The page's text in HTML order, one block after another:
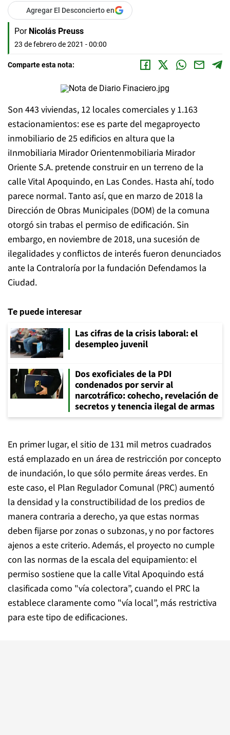
Agregar El Desconcierto en
Por Nicolás Preuss
23 de febrero de 2021 - 00:00
Comparte esta nota:
Son 443 viviendas, 12 locales comerciales y 1.163
estacionamientos: ese es parte del megaproyecto
inmobiliario de 25 edificios en altura que la
iInmobiliaria Mirador Orientenmobiliaria Mirador
Oriente S.A. pretende construir en un terreno de la
calle Vital Apoquindo, en Las Condes. Hasta ahí, todo
parece normal. Tanto así, que en marzo de 2018 la
Dirección de Obras Municipales (DOM) de la comuna
otorgó sin trabas el permiso de edificación. Sin
embargo, en noviembre de 2018, una sucesión de
ilegalidades y conflictos de interés fueron denunciados
ante la Contraloría por la fundación Defendamos la
Ciudad.
Te puede interesar
Las cifras de la crisis laboral: el
desempleo juvenil
Dos exoficiales de la PDI
condenados por servir al
narcotráfico: cohecho, revelación de
secretos y tenencia ilegal de armas
En primer lugar, el sitio de 131 mil metros cuadrados
está emplazado en un área de restricción por concepto
de inundación, lo que sólo permite áreas verdes. En
este caso, el Plan Regulador Comunal (PRC) aumentó
la densidad y la constructibilidad de los predios de
manera contraria a derecho, ya que estas normas
deben fijarse por zonas o subzonas, y no por factores
ajenos a este criterio. Además, el proyecto no cumple
con las normas de la escala del equipamiento: el
permiso sostiene que la calle Vital Apoquindo está
clasificada como "vía colectora”, cuando el PRC la
establece claramente como "vía local”, más restrictiva
para este tipo de edificaciones.